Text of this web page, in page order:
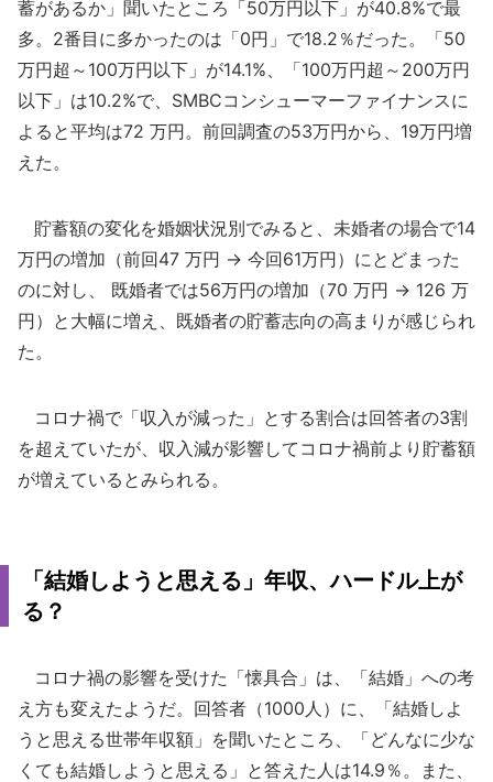
蓄があるか」聞いたところ「50万円以下」が40.8%で最
多。2番目に多かったのは「0円」で18.2％だった。「50
万円超～100万円以下」が14.1%、「100万円超～200万円
以下」は10.2%で、SMBCコンシューマーファイナンスに
よると平均は72 万円。前回調査の53万円から、19万円増
えた。
貯蓄額の変化を婚姻状況別でみると、未婚者の場合で14
万円の増加（前回47 万円 → 今回61万円）にとどまった
のに対し、 既婚者では56万円の増加（70 万円 → 126 万
円）と大幅に増え、既婚者の貯蓄志向の高まりが感じられ
た。
コロナ禍で「収入が減った」とする割合は回答者の3割
を超えていたが、収入減が影響してコロナ禍前より貯蓄額
が増えているとみられる。
「結婚しようと思える」年収、ハードル上が
る？
コロナ禍の影響を受けた「懐具合」は、「結婚」への考
え方も変えたようだ。回答者（1000人）に、「結婚しよ
うと思える世帯年収額」を聞いたところ、「どんなに少な
くても結婚しようと思える」と答えた人は14.9％。また、